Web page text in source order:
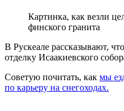
Картинка, как везли
финского гранита
В Рускеале рассказывают,
отделку Исаакиевского
Советую почитать, как мы
по карьеру на снегоходах.